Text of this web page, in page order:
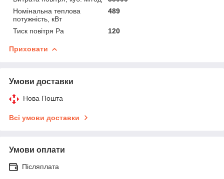
Номінальна теплова
потужність, кВт
489
Тиск повітря Ра 120
Приховати
Умови доставки
Нова Пошта
Всі умови доставки
Умови оплати
Післяплата